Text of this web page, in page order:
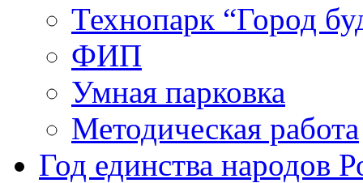
Технопарк “Город
ФИП
Умная парковка
Методическая работа
Год единства народов